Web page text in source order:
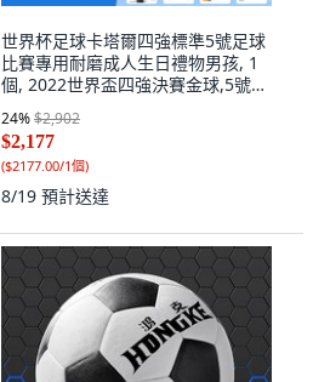
世界杯足球卡塔爾四強標準5號足球
比賽專用耐磨成人生日禮物男孩, 1
個, 2022世界盃四強決賽金球,5號球
（正式11人制用）
24%$2,902
$2,177
($2177.00/1個)
8/19 預計送達